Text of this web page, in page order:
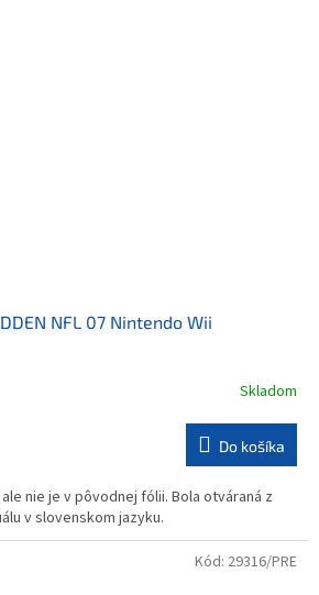
NFL 07 Nintendo Wii
Skladom
Do košíka
nie je v pôvodnej fólii. Bola otváraná z
v slovenskom jazyku.
Kód: 29316/PRE